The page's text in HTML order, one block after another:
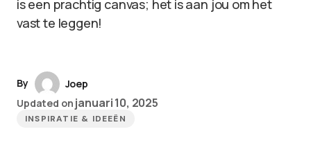
is een prachtig canvas; het is aan jou om het
vast te leggen!
By
Joep
Updated on januari 10, 2025
INSPIRATIE & IDEEËN